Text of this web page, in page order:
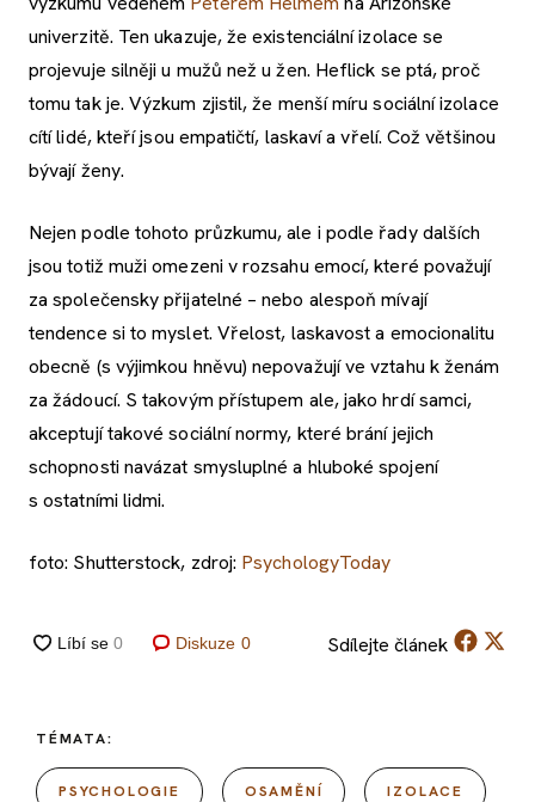
univerzitě. Ten ukazuje, že existenciální izolace se
projevuje silněji u mužů než u žen. Heflick se ptá, proč
tomu tak je. Výzkum zjistil, že menší míru sociální izolace
cítí lidé, kteří jsou empatičtí, laskaví a vřelí. Což většinou
bývají ženy.
Nejen podle tohoto průzkumu, ale i podle řady dalších
jsou totiž muži omezeni v rozsahu emocí, které považují
za společensky přijatelné – nebo alespoň mívají
tendence si to myslet. Vřelost, laskavost a emocionalitu
obecně (s výjimkou hněvu) nepovažují ve vztahu k ženám
za žádoucí. S takovým přístupem ale, jako hrdí samci,
akceptují takové sociální normy, které brání jejich
schopnosti navázat smysluplné a hluboké spojení
s ostatními lidmi.
foto: Shutterstock, zdroj: PsychologyToday
Diskuze 0 Sdílejte článek
TÉMATA:
PSYCHOLOGIE OSAMĚNÍ IZOLACE